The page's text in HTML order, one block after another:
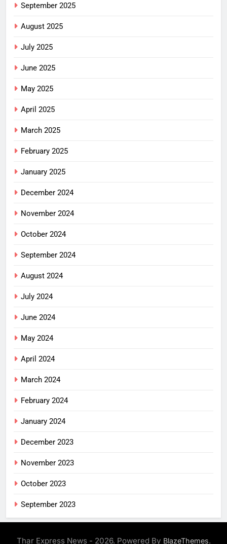
September 2025
August 2025
July 2025
June 2025
May 2025
April 2025
March 2025
February 2025
January 2025
December 2024
November 2024
October 2024
September 2024
August 2024
July 2024
June 2024
May 2024
April 2024
March 2024
February 2024
January 2024
December 2023
November 2023
October 2023
September 2023
Thar Express News - 2026. Powered By BlazeThemes.